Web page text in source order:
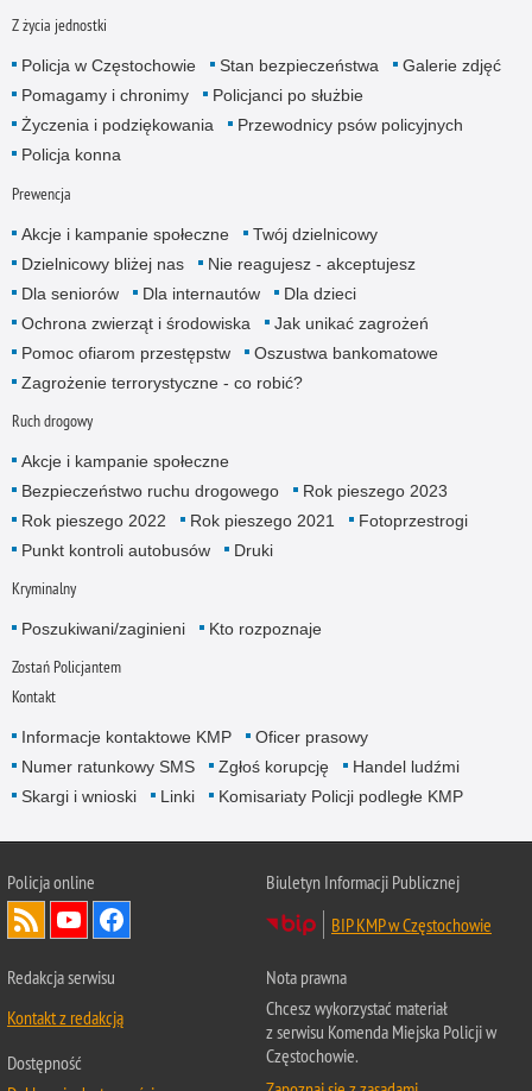
Z życia jednostki
Policja w Częstochowie Stan bezpieczeństwa
Galerie zdjęć
Pomagamy i chronimy
Policjanci po służbie
Życzenia i podziękowania
Przewodnicy psów policyjnych
Policja konna
Prewencja
Akcje i kampanie społeczne
Twój dzielnicowy
Dzielnicowy bliżej nas
Nie reagujesz - akceptujesz
Dla seniorów
Dla internautów
Dla dzieci
Ochrona zwierząt i środowiska
Jak unikać zagrożeń
Pomoc ofiarom przestępstw
Oszustwa bankomatowe
Zagrożenie terrorystyczne - co robić?
Ruch drogowy
Akcje i kampanie społeczne
Bezpieczeństwo ruchu drogowego
Rok pieszego 2023
Rok pieszego 2022
Rok pieszego 2021
Fotoprzestrogi
Punkt kontroli autobusów
Druki
Kryminalny
Poszukiwani/zaginieni Kto rozpoznaje
Zostań Policjantem
Kontakt
Informacje kontaktowe KMP
Oficer prasowy
Numer ratunkowy SMS
Zgłoś korupcję
Handel ludźmi
Skargi i wnioski
Linki Komisariaty Policji podległe KMP
Policja online
Biuletyn Informacji Publicznej
BIP KMP w Częstochowie
Redakcja serwisu
Kontakt z redakcją
Dostępność
Nota prawna
Chcesz wykorzystać materiał
z serwisu Komenda Miejska Policji w
Częstochowie.